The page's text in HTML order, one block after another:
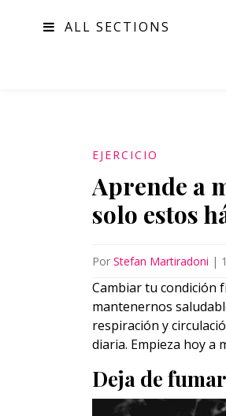
ALL SECTIONS
EJERCICIO
Aprende a
solo estos
Por Stefan Martiradoni |
Cambiar tu condición
mantenernos
respiración y
diaria. Empieza hoy a
Deja de fumar